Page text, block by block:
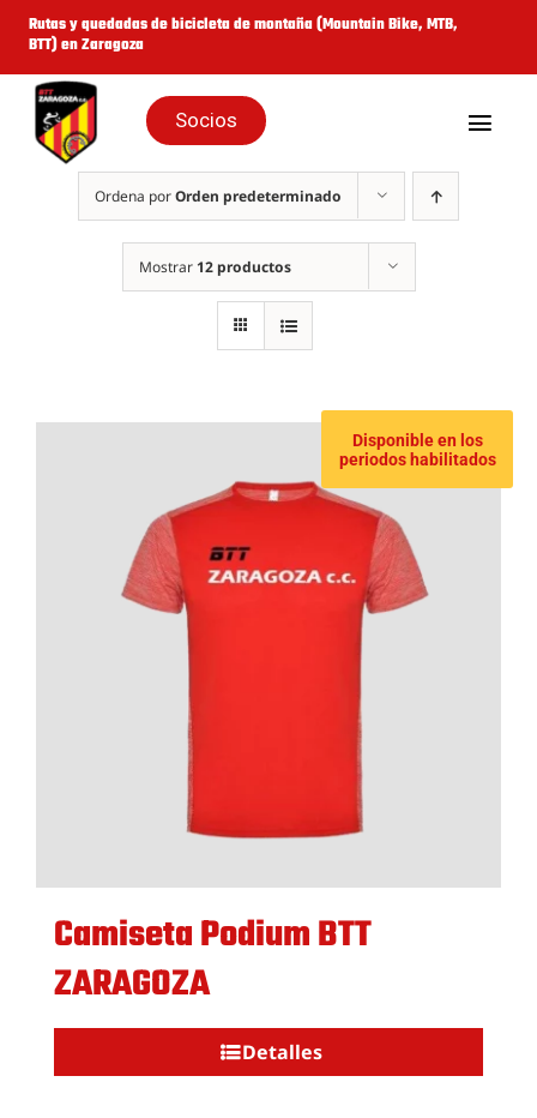
Saltar
contenido
Rutas y quedadas de bicicleta de montaña (Mountain Bike, MTB,
BTT) en Zaragoza
Socios
Inicio
Quienes Somos
Galería
Ordena porOrden predeterminado
Mostrar 12 productos
Disponible en los
periodos habilitados
Camiseta Podium BTT
ZARAGOZA
Detalles